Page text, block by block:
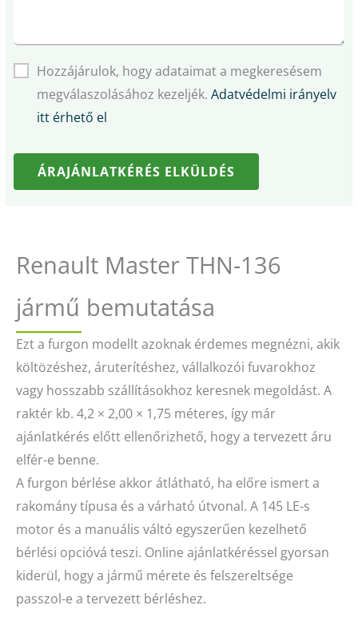
Hozzájárulok, hogy adataimat a megkeresésem
megválaszolásához kezeljék. Adatvédelmi irányelv
itt érhető el
ÁRAJÁNLATKÉRÉS ELKÜLDÉS
Renault Master THN-136
jármű bemutatása
Ezt a furgon modellt azoknak érdemes megnézni, akik
költözéshez, áruterítéshez, vállalkozói fuvarokhoz
vagy hosszabb szállításokhoz keresnek megoldást. A
raktér kb. 4,2 × 2,00 × 1,75 méteres, így már
ajánlatkérés előtt ellenőrizhető, hogy a tervezett áru
elfér-e benne.
A furgon bérlése akkor átlátható, ha előre ismert a
rakomány típusa és a várható útvonal. A 145 LE-s
motor és a manuális váltó egyszerűen kezelhető
bérlési opcióvá teszi. Online ajánlatkéréssel gyorsan
kiderül, hogy a jármű mérete és felszereltsége
passzol-e a tervezett bérléshez.